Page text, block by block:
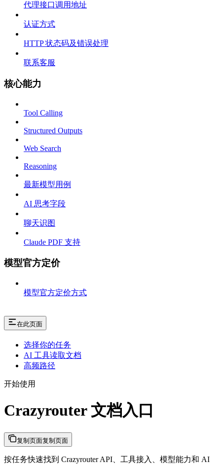
代理接口调用地址
认证方式
HTTP 状态码及错误处理
联系客服
核心能力
Tool Calling
Structured Outputs
Web Search
Reasoning
最新模型用例
AI 思考字段
聊天识图
Claude PDF 支持
模型官方定价
模型官方定价方式
在此页面
选择你的任务
AI 工具读取文档
高频路径
开始使用
Crazyrouter 文档入口
复制页面复制页面
按任务快速找到 Crazyrouter API、工具接入、模型能力和 AI